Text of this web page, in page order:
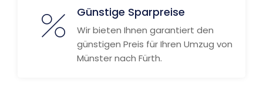
Günstige Sparpreise
Wir bieten Ihnen garantiert den
günstigen Preis für Ihren Umzug von
Münster nach Fürth.